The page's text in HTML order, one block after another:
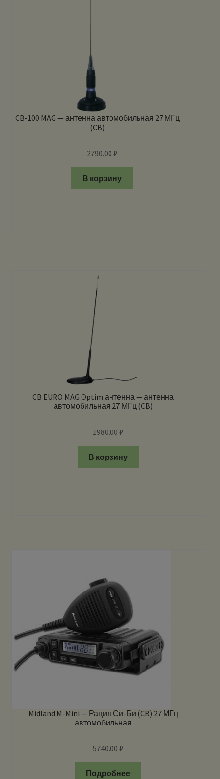
CB-100 MAG — антенна автомобильная 27 МГц
(CB)
2790.00 ₽
В корзину
CB EURO MAG Optim антенна — антенна
автомобильная 27 МГц (CB)
1980.00₽
В корзину
Midland M-Mini — Рация Си-Би (CB) 27 МГц
автомобильная
5740.00₽
Подробнее